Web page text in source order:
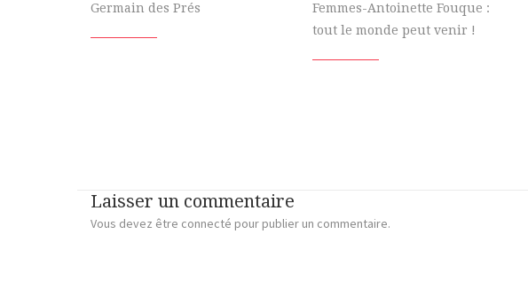
Germain des Prés
Femmes-Antoinette Fouque :
tout le monde peut venir !
Laisser un commentaire
Vous devez être connecté pour publier un commentaire.